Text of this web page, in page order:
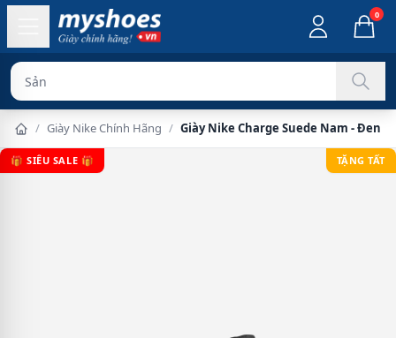
0
Sản phẩm c
/ Giày Nike Chính Hãng / Giày Nike Charge Suede Nam - Đen
🎁 SIÊU SALE 🎁 TẶNG TẤT